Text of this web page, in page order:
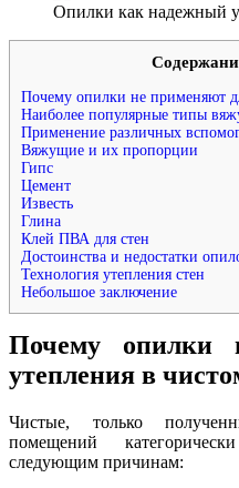
Опилки как надежный
Почему опилки не применяют
Наиболее популярные типы
Применение различных
Вяжущие и их пропорции
Гипс
Цемент
Известь
Глина
Клей ПВА для стен
Достоинства и недостатки
Технология утепления стен
Небольшое заключение
Почему опилки
утепления в
Чистые, только
помещений
следующим причинам: